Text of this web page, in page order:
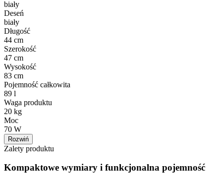
biały
Deseń
biały
Długość
44 cm
Szerokość
47 cm
Wysokość
83 cm
Pojemność całkowita
89 l
Waga produktu
20 kg
Moc
70 W
Rozwiń
Zalety produktu
Kompaktowe wymiary i funkcjonalna pojemność